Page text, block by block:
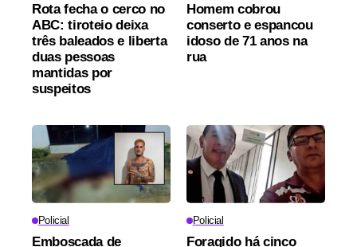
Rota fecha o cerco no
ABC: tiroteio deixa
três baleados e liberta
duas pessoas
mantidas por
suspeitos
Homem cobrou
conserto e espancou
idoso de 71 anos na
rua
Policial
Emboscada de
Policial
Foragido há cinco